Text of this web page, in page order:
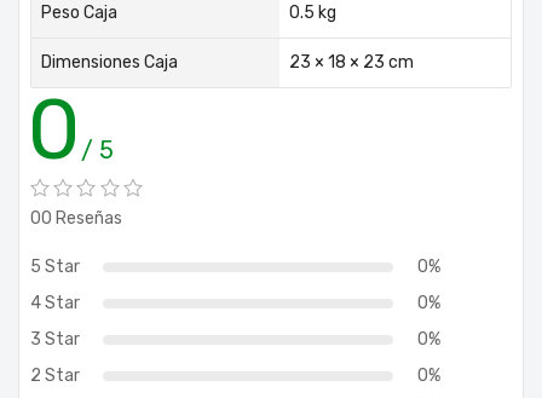
Peso Caja 0.5 kg
Dimensiones Caja 23 × 18 × 23 cm
0 / 5
00 Reseñas
5 Star
0%
4 Star
0%
3 Star
0%
2 Star
0%